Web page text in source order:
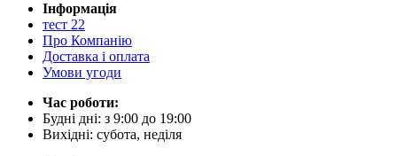
Інформація
тест 22
Про Компанію
Доставка і оплата
Умови угоди
Час роботи:
Будні дні: з 9:00 до 19:00
Вихідні: субота, неділя